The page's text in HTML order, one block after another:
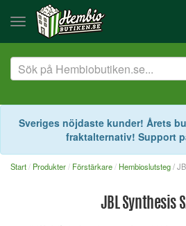
Sveriges nöjdaste kunder! Årets
fraktalternativ! Support
Start Produkter Förstärkare Hembioslutsteg/
JBL Synthesis